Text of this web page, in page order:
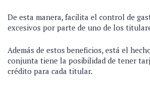
De esta manera, facilita el control de
excesivos por parte de uno de los
Además de estos beneficios, está el
conjunta tiene la posibilidad de tener
crédito para cada titular.